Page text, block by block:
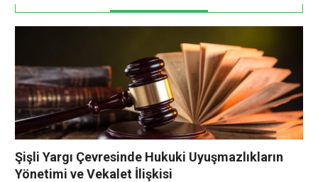
Şişli Yargı Çevresinde Hukuki Uyuşmazlıkların
Yönetimi ve Vekalet İlişkisi